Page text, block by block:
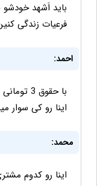
بايد اَشهد
فرعيات زندگى
احمد:
اینا رو کی سوار
محمد:
اینا رو کدوم